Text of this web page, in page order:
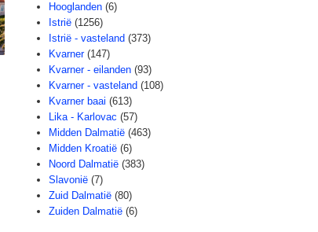
Hooglanden (6)
Istrië (1256)
Istrië - vasteland (373)
Kvarner (147)
Kvarner - eilanden (93)
Kvarner - vasteland (108)
Kvarner baai (613)
Lika - Karlovac (57)
Midden Dalmatië (463)
Midden Kroatië (6)
Noord Dalmatië (383)
Slavonië (7)
Zuid Dalmatië (80)
Zuiden Dalmatië (6)